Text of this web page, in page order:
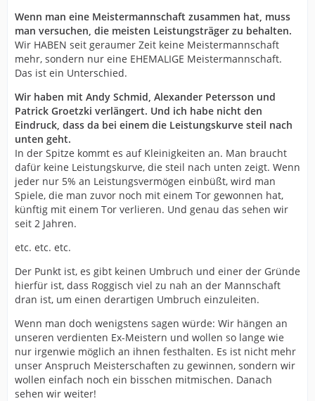
Wenn man eine Meistermannschaft zusammen hat, muss
man versuchen, die meisten Leistungsträger zu behalten.
Wir HABEN seit geraumer Zeit keine Meistermannschaft
mehr, sondern nur eine EHEMALIGE Meistermannschaft.
Das ist ein Unterschied.
Wir haben mit Andy Schmid, Alexander Petersson und
Patrick Groetzki verlängert. Und ich habe nicht den
Eindruck, dass da bei einem die Leistungskurve steil nach
unten geht.
In der Spitze kommt es auf Kleinigkeiten an. Man braucht
dafür keine Leistungskurve, die steil nach unten zeigt. Wenn
jeder nur 5% an Leistungsvermögen einbüßt, wird man
Spiele, die man zuvor noch mit einem Tor gewonnen hat,
künftig mit einem Tor verlieren. Und genau das sehen wir
seit 2 Jahren.
etc. etc. etc.
Der Punkt ist, es gibt keinen Umbruch und einer der Gründe
hierfür ist, dass Roggisch viel zu nah an der Mannschaft
dran ist, um einen derartigen Umbruch einzuleiten.
Wenn man doch wenigstens sagen würde: Wir hängen an
unseren verdienten Ex-Meistern und wollen so lange wie
nur irgenwie möglich an ihnen festhalten. Es ist nicht mehr
unser Anspruch Meisterschaften zu gewinnen, sondern wir
wollen einfach noch ein bisschen mitmischen. Danach
sehen wir weiter!